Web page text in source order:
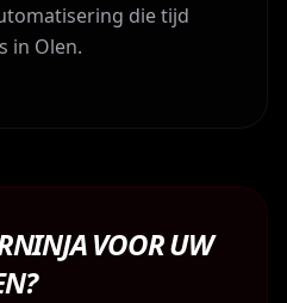
die tijd
in Olen.
VOOR UW